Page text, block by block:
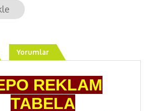
Yorumlar
REKLAM
TABELA